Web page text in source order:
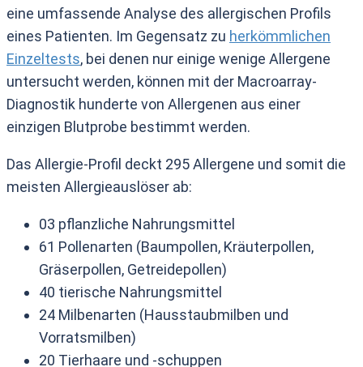
eine umfassende Analyse des allergischen Profils
eines Patienten. Im Gegensatz zu herkömmlichen
Einzeltests, bei denen nur einige wenige Allergene
untersucht werden, können mit der Macroarray-
Diagnostik hunderte von Allergenen aus einer
einzigen Blutprobe bestimmt werden.
Das Allergie-Profil deckt 295 Allergene und somit die
meisten Allergieauslöser ab:
03 pflanzliche Nahrungsmittel
61 Pollenarten (Baumpollen, Kräuterpollen,
Gräserpollen, Getreidepollen)
40 tierische Nahrungsmittel
24 Milbenarten (Hausstaubmilben und
Vorratsmilben)
20 Tierhaare und -schuppen